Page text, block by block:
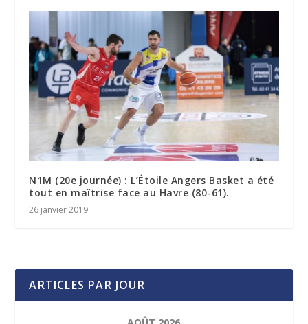
N1M (20e journée) : L’Étoile Angers Basket a été
tout en maîtrise face au Havre (80-61).
26 janvier 2019
ARTICLES PAR JOUR